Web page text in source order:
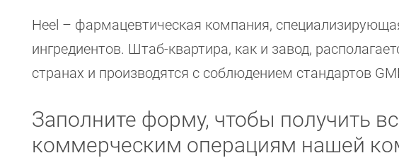
Heel – фармацевтическая компания,
ингредиентов. Штаб-квартира, как и завод,
странах и производятся с соблюдением стандартов
Заполните форму, чтобы получить
коммерческим операциям нашей